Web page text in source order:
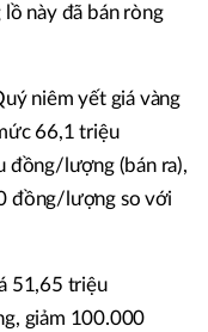
này đã bán ròng
niêm yết giá vàng
66,1 triệu
đồng/lượng (bán ra),
đồng/lượng so với
51,65 triệu
giảm 100.000